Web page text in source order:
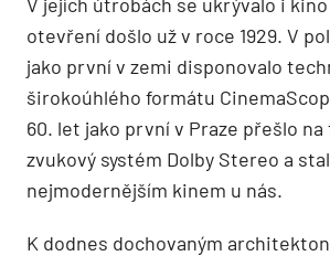
otevření došlo už v roce 1929. V
jako první v zemi disponovalo
širokoúhlého formátu
60. let jako první v Praze přešlo na
zvukový systém Dolby Stereo a
nejmodernějším kinem u nás.
K dodnes dochovaným